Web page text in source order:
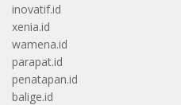
inovatif.id
xenia.id
wamena.id
parapat.id
penatapan.id
balige.id